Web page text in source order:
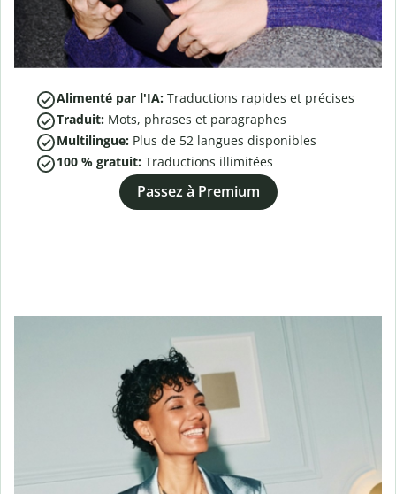
Alimenté par l'IA: Traductions rapides et précises
Traduit: Mots, phrases et paragraphes
Multilingue: Plus de 52 langues disponibles
100 % gratuit: Traductions illimitées
Passez à Premium